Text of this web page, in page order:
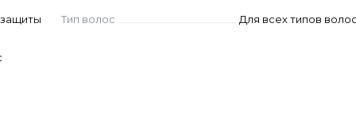
сухие волосы для текстурирования и придания
BEHENTRIMONIUM CHLORIDE,
Тип волос
Для всех типов